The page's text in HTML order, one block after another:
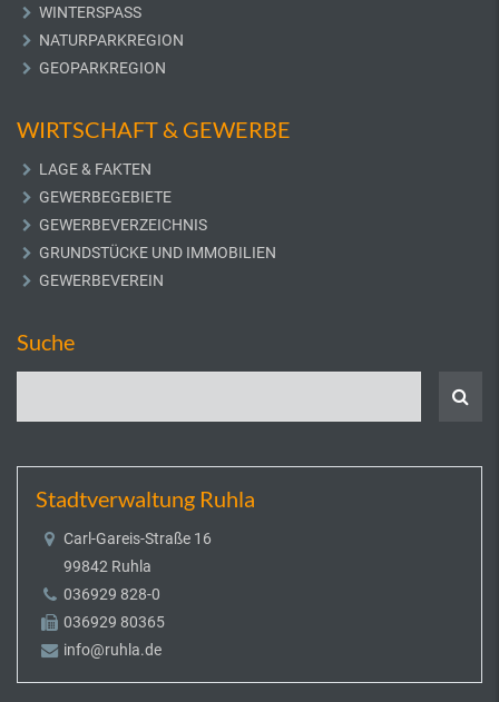
WINTERSPASS
NATURPARKREGION
GEOPARKREGION
WIRTSCHAFT & GEWERBE
LAGE & FAKTEN
GEWERBEGEBIETE
GEWERBEVERZEICHNIS
GRUNDSTÜCKE UND IMMOBILIEN
GEWERBEVEREIN
Suche
Stadtverwaltung Ruhla
Carl-Gareis-Straße 16
99842 Ruhla
036929 828-0
036929 80365
info@ruhla.de